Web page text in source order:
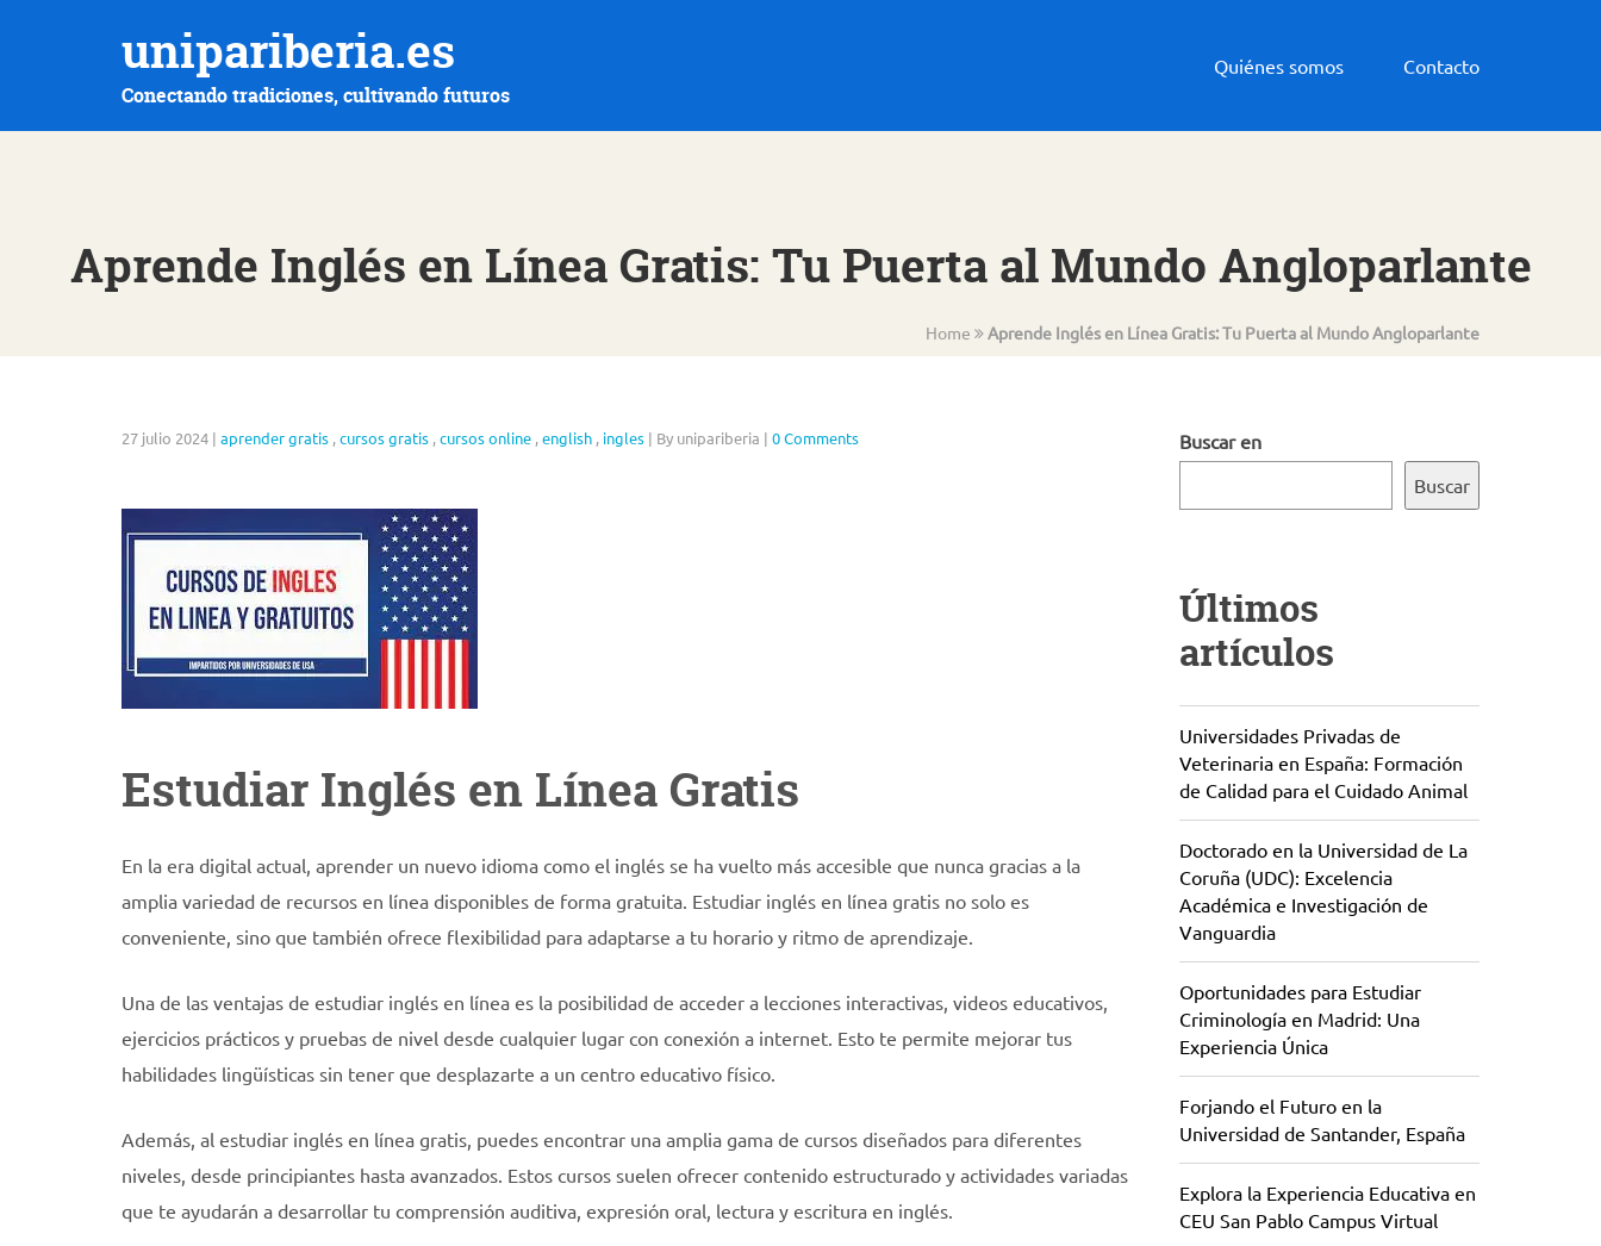
unipariberia.es
Conectando tradiciones, cultivando futuros
Quiénes somos Contacto
Aprende Inglés en Línea Gratis: Tu Puerta al Mundo Angloparlante
Home Aprende Inglés en Línea Gratis: Tu Puerta al Mundo Angloparlante
27 julio 2024 | aprender gratis ,cursos gratis ,cursos online ,english , ingles | By unipariberia | 0 Comments
Estudiar Inglés en Línea Gratis
En la era digital actual, aprender un nuevo idioma como el inglés se ha vuelto más accesible que nunca gracias a la
amplia variedad de recursos en línea disponibles de forma gratuita. Estudiar inglés en línea gratis no solo es
conveniente, sino que también ofrece flexibilidad para adaptarse a tu horario y ritmo de aprendizaje.
Una de las ventajas de estudiar inglés en línea es la posibilidad de acceder a lecciones interactivas, videos educativos,
ejercicios prácticos y pruebas de nivel desde cualquier lugar con conexión a internet. Esto te permite mejorar tus
habilidades lingüísticas sin tener que desplazarte a un centro educativo físico.
Además, al estudiar inglés en línea gratis, puedes encontrar una amplia gama de cursos diseñados para diferentes
niveles, desde principiantes hasta avanzados. Estos cursos suelen ofrecer contenido estructurado y actividades variadas
que te ayudarán a desarrollar tu comprensión auditiva, expresión oral, lectura y escritura en inglés.
Buscar en
Buscar
Últimos
artículos
Universidades Privadas de
Veterinaria en España: Formación
de Calidad para el Cuidado Animal
Doctorado en la Universidad de La
Coruña (UDC): Excelencia
Académica e Investigación de
Vanguardia
Oportunidades para Estudiar
Criminología en Madrid: Una
Experiencia Única
Forjando el Futuro en la
Universidad de Santander, España
Explora la Experiencia Educativa en
CEU San Pablo Campus Virtual